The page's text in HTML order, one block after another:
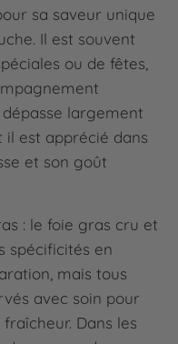
sa saveur unique
Il est souvent
ou de fêtes,
largement
il est apprécié dans
et son goût
: le foie gras cru et
spécificités en
mais tous
avec soin pour
Dans les